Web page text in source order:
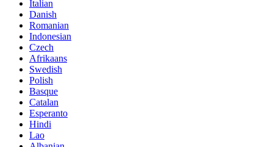
Italian
Danish
Romanian
Indonesian
Czech
Afrikaans
Swedish
Polish
Basque
Catalan
Esperanto
Hindi
Lao